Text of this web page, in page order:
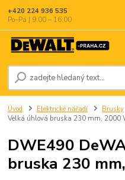
+420 224 936 535
Po–Pá | 9:00 – 16:00
Úvod Elektrické nářadí Brusky
Velká úhlová bruska 230 mm, 2000
DWE490
bruska 230